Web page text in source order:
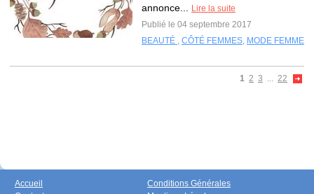
annonce...
Lire la suite
Publié le 04 septembre 2017
BEAUTÉ , CÔTÉ FEMMES, MODE FEMME
1 2 3 ... 22
Accueil
Conditions Générales